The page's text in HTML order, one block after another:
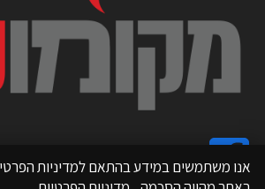
אנו משתמשים במידע בהתאם למדיניות